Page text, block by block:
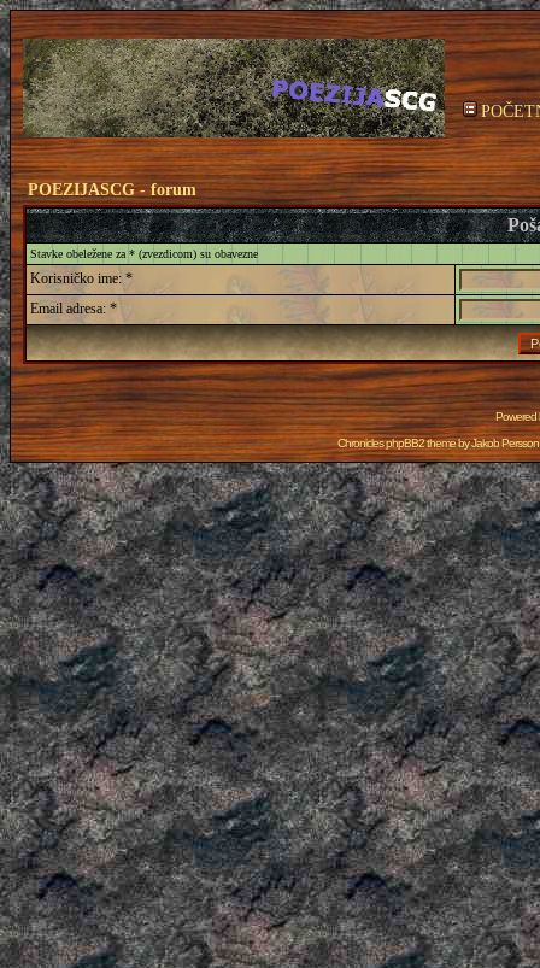
POEZIJASCG - forum
Stavke obeležene za * (zvezdicom) su obavezne
Korisničko ime: *
Email adresa: *
Powered
Chronicles phpBB2 theme byJakob Persson